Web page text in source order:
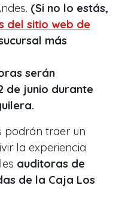
(Si no lo estás,
del sitio web de
más
serán
de junio durante
podrán traer un
la experiencia
auditoras de
de la Caja Los